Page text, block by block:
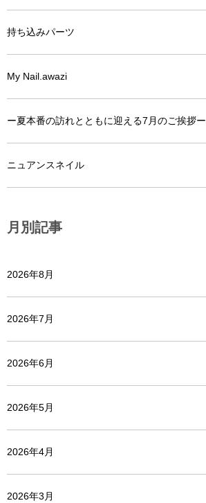
持ち込みパーツ
My Nail.awazi
ー夏本番の訪れとともに迎える7月のご挨拶ー
ニュアンスネイル
月別記事
2026年8月
2026年7月
2026年6月
2026年5月
2026年4月
2026年3月